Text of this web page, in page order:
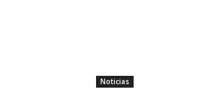
Noticias